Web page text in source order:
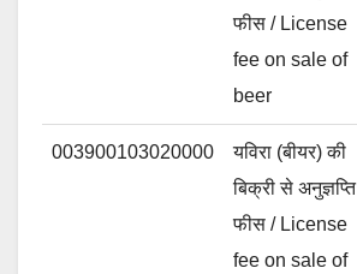
फीस / License
fee on sale of
beer
003900103020000
यविरा (बीयर) की
बिक्री से अनुज्ञप्ति
फीस / License
fee on sale of